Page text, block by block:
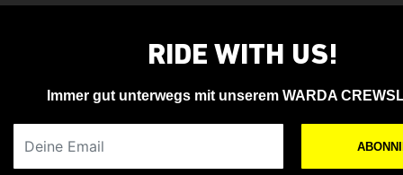
RIDE WITH US!
Immer gut unterwegs mit unserem WARDA